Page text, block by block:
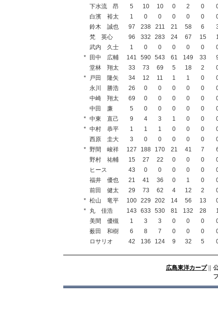
下水流 昂
5 10 10 0 2 0
白濱 裕太
1 0 0 0 0 0
鈴木 誠也
97 238 211 21 58 6
梵 英心
96 332 283 24 67 15
武内 久士
1 0 0 0 0 0
*
田中 広輔 141 590 543 61 149 33
堂林 翔太
33 73 69 5 18 2
*
戸田 隆矢 34 12 11 1 1 0
永川 勝浩
26 0 0 0 0 0
中崎 翔太
69 0 0 0 0 0
中田 廉
5 0 0 0 0 0
* 中東 直己 9 4 3 1 0 0
* 中村 恭平 1 1 1 0 0 0
西原 圭大
3 0 0 0 0 0
* 野間 峻祥 127 188 170 21 41 7
野村 祐輔
15 27 22 0 0 0
ヒース
43 0 0 0 0 0
福井 優也
21 41 36 0 1 0
前田 健太
29 73 62 4 12 2
* 松山 竜平 100 229 202 14 56 13
* 丸 佳浩 143 633 530 81 132 28
美間 優槻
1 3 3 0 0 0
薮田 和樹
6 8 7 0 0 0
ロサリオ
42 136 124 9 32 5
広島東洋カープ